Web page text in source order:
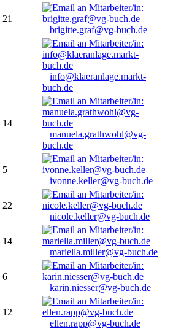
21
brigitte.graf@vg-buch.de
info@klaeranlage.markt-
buch.de
14
manuela.grathwohl@vg-
buch.de
5
ivonne.keller@vg-buch.de
22
nicole.keller@vg-buch.de
14
mariella.miller@vg-buch.de
6
karin.niesser@vg-buch.de
12
ellen.rapp@vg-buch.de